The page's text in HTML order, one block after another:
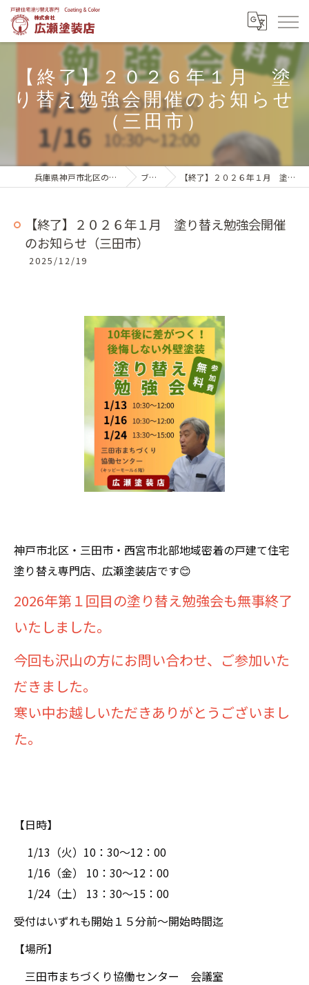
【終了】２０２６年１月 塗
り替え勉強会開催のお知らせ
（三田市）
兵庫県神戸市北区の外壁塗装は株式会社広瀬塗装店 ブログ一覧 【終了】２０２６年１月 塗り替え勉強会開催のお知らせ（三田市）
【終了】２０２６年１月 塗り替え勉強会開催
のお知らせ（三田市）
2025/12/19
神戸市北区・三田市・西宮市北部地域密着の戸建て住宅
塗り替え専門店、広瀬塗装店です😊
2026年第１回目の塗り替え勉強会も無事終了
いたしました。
今回も沢山の方にお問い合わせ、ご参加いた
だきました。
寒い中お越しいただきありがとうございまし
た。
【日時】
1/13（火）10：30～12：00
1/16（金） 10：30～12：00
1/24（土） 13：30～15：00
受付はいずれも開始１５分前～開始時間迄
【場所】
三田市まちづくり協働センター 会議室